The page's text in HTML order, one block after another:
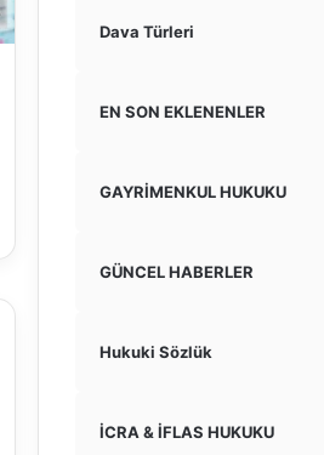
Dava Türleri
EN SON EKLENENLER
GAYRİMENKUL HUKUKU
GÜNCEL HABERLER
Hukuki Sözlük
İCRA & İFLAS HUKUKU